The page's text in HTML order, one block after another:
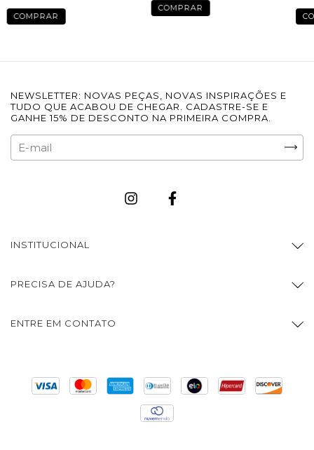
COMPRAR
COMPRAR
NEWSLETTER: NOVAS PEÇAS, NOVAS INSPIRAÇÕES E
TUDO QUE ACABOU DE CHEGAR. CADASTRE-SE E
GANHE 15% DE DESCONTO NA PRIMEIRA COMPRA.
INSTITUCIONAL
PRECISA DE AJUDA?
ENTRE EM CONTATO